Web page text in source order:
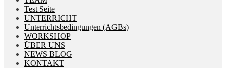
Test Seite
UNTERRICHT
Unterrichtsbedingungen (AGBs)
WORKSHOP
ÜBER UNS
NEWS BLOG
KONTAKT